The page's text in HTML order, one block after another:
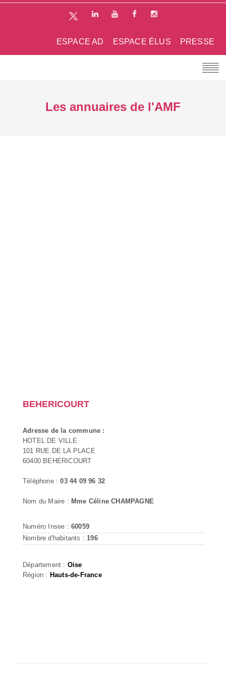
PRESSE
ESPACE ÉLUS
ESPACE AD
Les annuaires de l'AMF
BEHERICOURT
Adresse de la commune :
HOTEL DE VILLE
101 RUE DE LA PLACE
60400 BEHERICOURT
Téléphone :03 44 09 96 32
Nom du Maire : Mme Céline CHAMPAGNE
Numéro Insee : 60059
Nombre d'habitants : 196
Département : Oise
Région : Hauts-de-France